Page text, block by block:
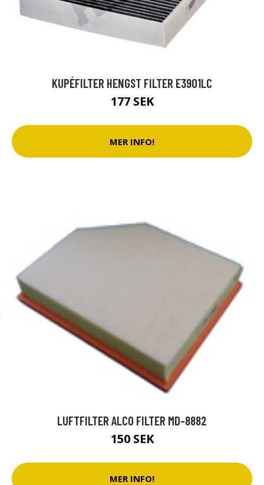
KUPÉFILTER HENGST FILTER E3901LC
177 SEK
MER INFO!
LUFTFILTER ALCO FILTER MD-8882
150 SEK
MER INFO!